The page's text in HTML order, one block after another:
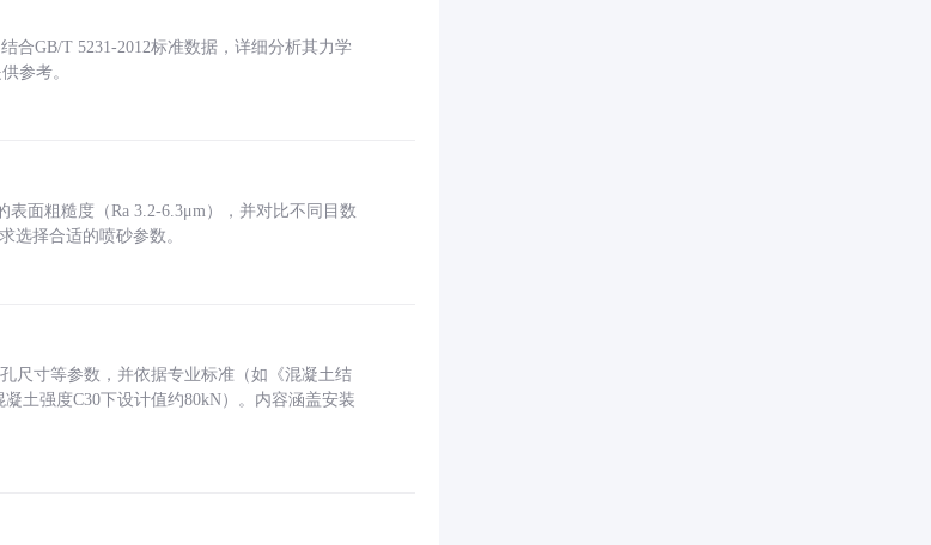
合GB/T 5231-2012标准数据，详细分析其力学
参考。
面粗糙度（Ra 3.2-6.3μm），并对比不同目数
选择合适的喷砂参数。
尺寸等参数，并依据专业标准（如《混凝土结
土强度C30下设计值约80kN）。内容涵盖安装